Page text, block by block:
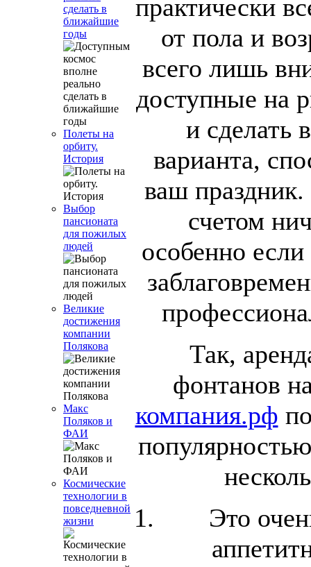
сделать в
ближайшие
годы
Полеты на
орбиту.
История
Выбор
пансионата
для пожилых
людей
Великие
достижения
компании
Полякова
Макс
Поляков и
ФАИ
Космические
технологии в
повседневной
жизни
практически
от пола и
всего лишь
доступные на
и сделать
варианта,
ваш
счетом
особенно если
Так,
фонтанов
компания.рф
Это